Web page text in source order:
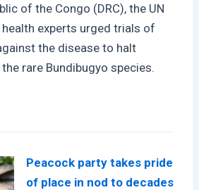
of the Congo (DRC), the UN
health experts urged trials of
the disease to halt
rare Bundibugyo species.
Peacock party takes pride
of place in nod to decades